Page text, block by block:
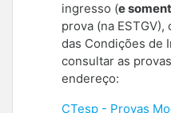
ingresso (e
prova (na
das Condições de
consultar as
endereço:
CTesp - Provas